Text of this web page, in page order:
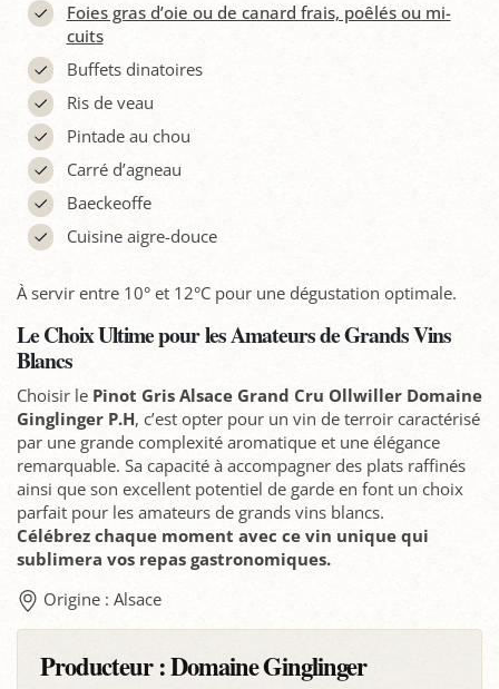
Foies gras d’oie ou de canard frais, poêlés ou mi-
cuits
Buffets dinatoires
Ris de veau
Pintade au chou
Carré d’agneau
Baeckeoffe
Cuisine aigre-douce
À servir entre 10° et 12°C pour une dégustation optimale.
Le Choix Ultime pour les Amateurs de Grands Vins
Blancs
Choisir le Pinot Gris Alsace Grand Cru Ollwiller Domaine
Ginglinger P.H, c’est opter pour un vin de terroir caractérisé
par une grande complexité aromatique et une élégance
remarquable. Sa capacité à accompagner des plats raffinés
ainsi que son excellent potentiel de garde en font un choix
parfait pour les amateurs de grands vins blancs.
Célébrez chaque moment avec ce vin unique qui
sublimera vos repas gastronomiques.
Origine : Alsace
Producteur :Domaine Ginglinger